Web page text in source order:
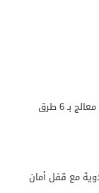
مصنوع من معدن GI عالي الجودة مع طلاء مسحوق معالج بـ 6 طرق
أفضل للأدوية مع قفل أمان